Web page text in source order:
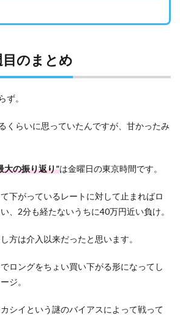
のまとめ
ず。
くらいに思っていたんですが、甘かったみ
大の振り返り”は金曜日の東京時間です。
下がっているレートに対して止まればロ
、2分も経たないうちに40万円近い負け。
方は介入以来だったと思います。
ロングをちょい買い下がる形になってし
ジ。
シイという謎のバイアスによって戦って